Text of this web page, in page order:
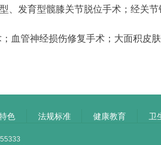
、发育型髋膝关节脱位手术；经关
血管神经损伤修复手术；大面积皮肤
色 法规标准 健康教育 卫